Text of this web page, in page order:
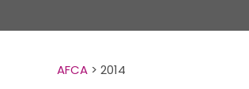
AFCA > 2014